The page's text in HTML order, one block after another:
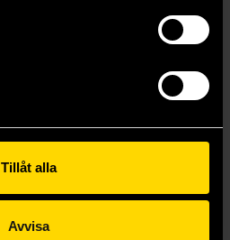
Tillåt alla
Avvisa
John Scalzi
179 kr